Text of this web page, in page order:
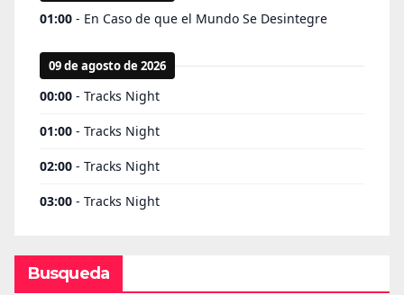
Busqueda